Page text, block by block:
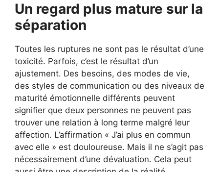
Un regard plus mature sur la
séparation
Toutes les ruptures ne sont pas le résultat d’une
toxicité. Parfois, c’est le résultat d’un
ajustement. Des besoins, des modes de vie,
des styles de communication ou des niveaux de
maturité émotionnelle différents peuvent
signifier que deux personnes ne peuvent pas
trouver une relation à long terme malgré leur
affection. L’affirmation « J’ai plus en commun
avec elle » est douloureuse. Mais il ne s’agit pas
nécessairement d’une dévaluation. Cela peut